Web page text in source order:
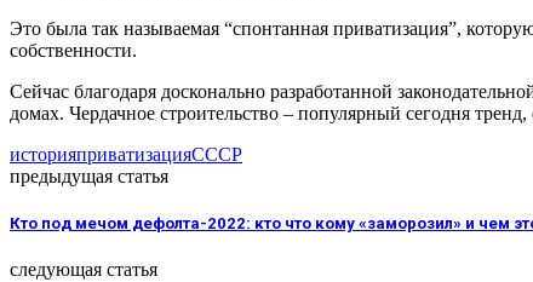
Это была так называемая “спонтанная приватизация”,
собственности.
Сейчас благодаря досконально разработанной
домах. Чердачное строительство – популярный сегодня
историяприватизацияСССР
предыдущая статья
Кто под мечом дефолта-2022: кто что кому «заморозил» и чем
следующая статья